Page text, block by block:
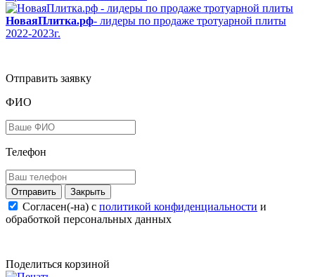
НоваяПлитка.рф- лидеры по продаже тротуарной плиты
2022-2023г.
Отправить заявку
ФИО
Телефон
Закрыть
Согласен(-на) c политикой конфиденциальности и
обработкой персональных данных
Поделиться корзиной